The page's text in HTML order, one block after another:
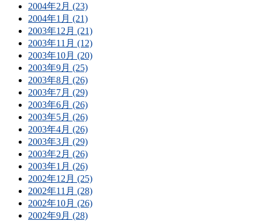
2004年2月 (23)
2004年1月 (21)
2003年12月 (21)
2003年11月 (12)
2003年10月 (20)
2003年9月 (25)
2003年8月 (26)
2003年7月 (29)
2003年6月 (26)
2003年5月 (26)
2003年4月 (26)
2003年3月 (29)
2003年2月 (26)
2003年1月 (26)
2002年12月 (25)
2002年11月 (28)
2002年10月 (26)
2002年9月 (28)